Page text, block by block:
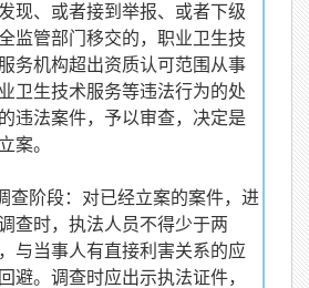
现、或者接到举报、或者下级
监管部门移交的，职业卫生技
务机构超出资质认可范围从事
卫生技术服务等违法行为的处
违法案件，予以审查，决定是
案。
查阶段：对已经立案的案件，进
查时，执法人员不得少于两
与当事人有直接利害关系的应
避。调查时应出示执法证件，